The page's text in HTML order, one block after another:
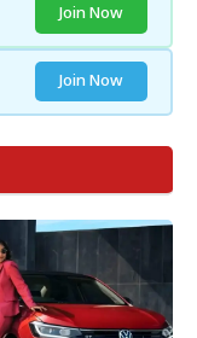
Join Now
Join Now